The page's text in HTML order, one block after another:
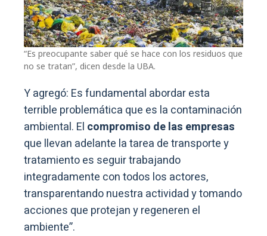
“Es preocupante saber qué se hace con los residuos que
no se tratan”, dicen desde la UBA.
Y agregó: Es fundamental abordar esta
terrible problemática que es la contaminación
ambiental. El compromiso de las empresas
que llevan adelante la tarea de transporte y
tratamiento es seguir trabajando
integradamente con todos los actores,
transparentando nuestra actividad y tomando
acciones que protejan y regeneren el
ambiente”.